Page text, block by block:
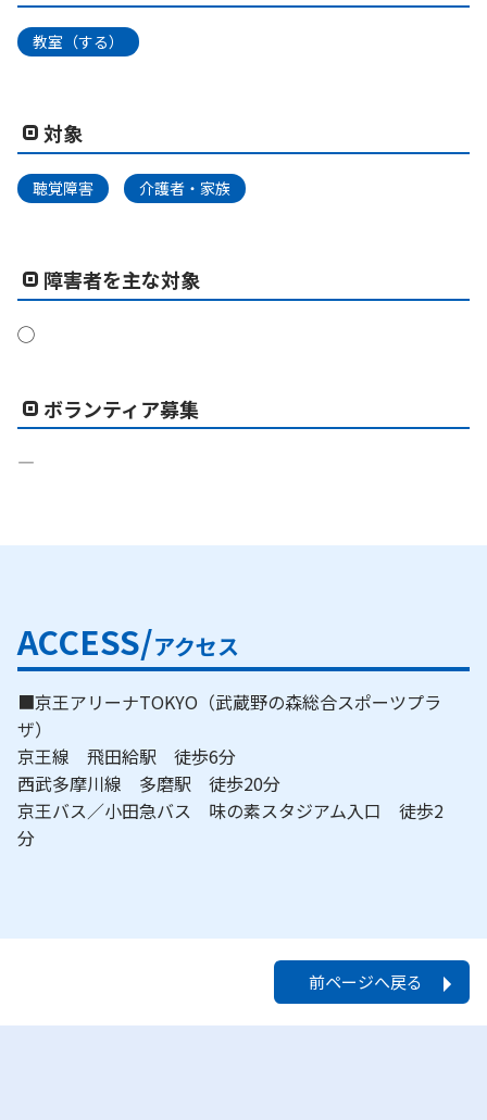
教室（する）
対象
聴覚障害 介護者・家族
障害者を主な対象
◯
ボランティア募集
―
ACCESS/アクセス
■京王アリーナTOKYO（武蔵野の森総合スポーツプラ
ザ）
京王線 飛田給駅 徒歩6分
西武多摩川線 多磨駅 徒歩20分
京王バス／小田急バス 味の素スタジアム入口 徒歩2
分
前ページへ戻る